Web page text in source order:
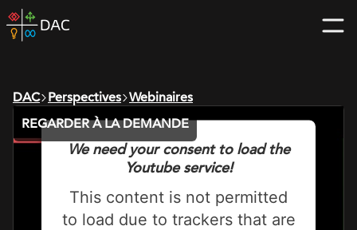
Skip
to
home
DAC Perspectives Webinaires
We need your consent to load the
Youtube service!
This content is not permitted
to load due to trackers that are
REGARDER À LA DEMANDE